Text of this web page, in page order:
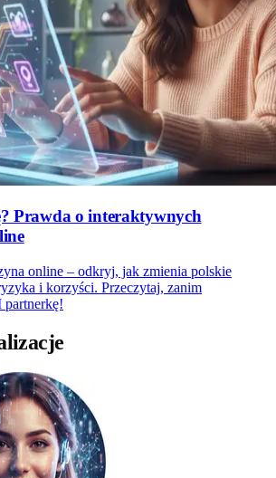
Prawda o interaktywnych
online – odkryj, jak zmienia polskie
i korzyści. Przeczytaj, zanim
partnerkę!